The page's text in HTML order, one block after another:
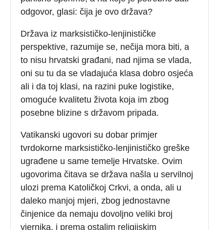
odgovor, glasi: čija je ovo država?
Država iz marksističko-lenjinističke
perspektive, razumije se, nečija mora biti, a
to nisu hrvatski građani, nad njima se vlada,
oni su tu da se vladajuća klasa dobro osjeća
ali i da toj klasi, na razini puke logistike,
omoguće kvalitetu života koja im zbog
posebne blizine s državom pripada.
Vatikanski ugovori su dobar primjer
tvrdokorne marksističko-lenjinističko greške
ugrađene u same temelje Hrvatske. Ovim
ugovorima čitava se država našla u servilnoj
ulozi prema Katoličkoj Crkvi, a onda, ali u
daleko manjoj mjeri, zbog jednostavne
činjenice da nemaju dovoljno veliki broj
vjernika, i prema ostalim religijskim